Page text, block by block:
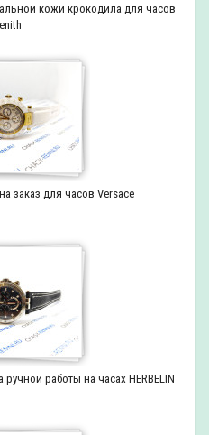
кожи крокодила для часов
заказ для часов Versace
работы на часах HERBELIN